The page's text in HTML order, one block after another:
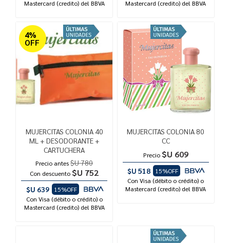
Mastercard (credito) del BBVA Mastercard (credito) del BBVA
4%
OFF
MUJERCITAS COLONIA 40
ML + DESODORANTE +
CARTUCHERA
Precio antes$U 780
Con descuento $U 752
$U 639
15%OFF
Con Visa (débito o crédito) o
Mastercard (credito) del BBVA
MUJERCITAS COLONIA 80
CC
Precio $U 609
$U 518
15%OFF
Con Visa (débito o crédito) o
Mastercard (credito) del BBVA